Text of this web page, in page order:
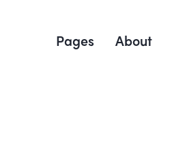
Pages About